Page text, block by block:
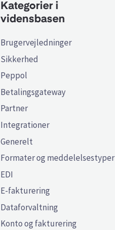
Kategorier i
vidensbasen
Brugervejledninger
Sikkerhed
Peppol
Betalingsgateway
Partner
Integrationer
Generelt
Formater og meddelelsestyper
EDI
E-fakturering
Dataforvaltning
Konto og fakturering